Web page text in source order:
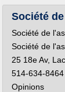
Société
Société de
Société de
25 18e Av,
514-634-8464
Opinions